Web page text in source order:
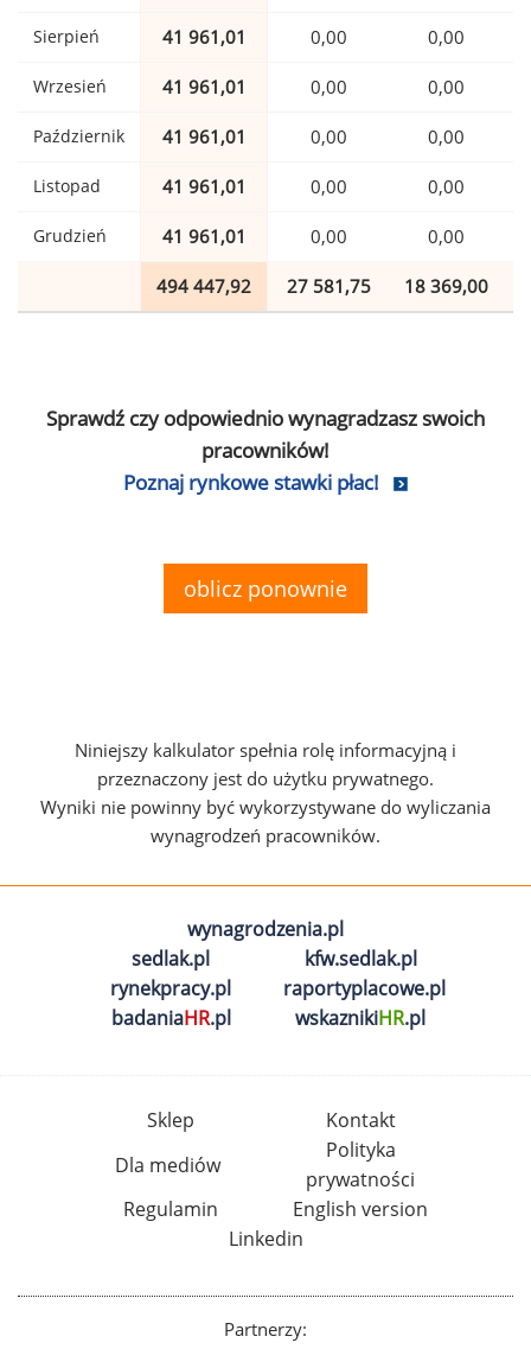
Sierpień 41 961,01 0,00 0,00
Wrzesień 41 961,01 0,00 0,00
Październik 41 961,01 0,00 0,00
Listopad 41 961,01 0,00 0,00
Grudzień 41 961,01 0,00 0,00
494 447,92 27 581,75 18 369,00
Sprawdź czy odpowiednio wynagradzasz swoich
pracowników!
Poznaj rynkowe stawki płac!
oblicz ponownie
Niniejszy kalkulator spełnia rolę informacyjną i
przeznaczony jest do użytku prywatnego.
Wyniki nie powinny być wykorzystywane do wyliczania
wynagrodzeń pracowników.
wynagrodzenia.pl
sedlak.pl
kfw.sedlak.pl
rynekpracy.pl
raportyplacowe.pl
badaniaHR.pl wskaznikiHR.pl
Sklep
Kontakt
Dla mediów
Polityka
prywatności
Regulamin
English version
Linkedin
Partnerzy: